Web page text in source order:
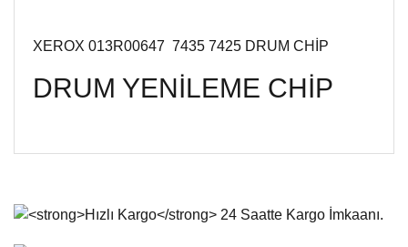
XEROX 013R00647 7435 7425 DRUM CHİP
DRUM YENİLEME CHİP
Bu ürünün fiyat bilgisi, resim, ürün açıklamalarında ve diğer
Görüş ve önerileriniz için teşekkür ederiz.